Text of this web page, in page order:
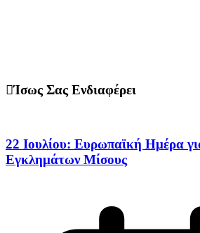
Ίσως Σας Ενδιαφέρει
22 Ιουλίου: Ευρωπαϊκή Ημέρα
Εγκλημάτων Μίσους